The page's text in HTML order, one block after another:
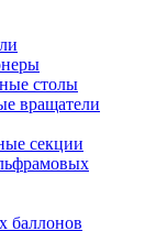
столы
вращатели
секции
баллонов